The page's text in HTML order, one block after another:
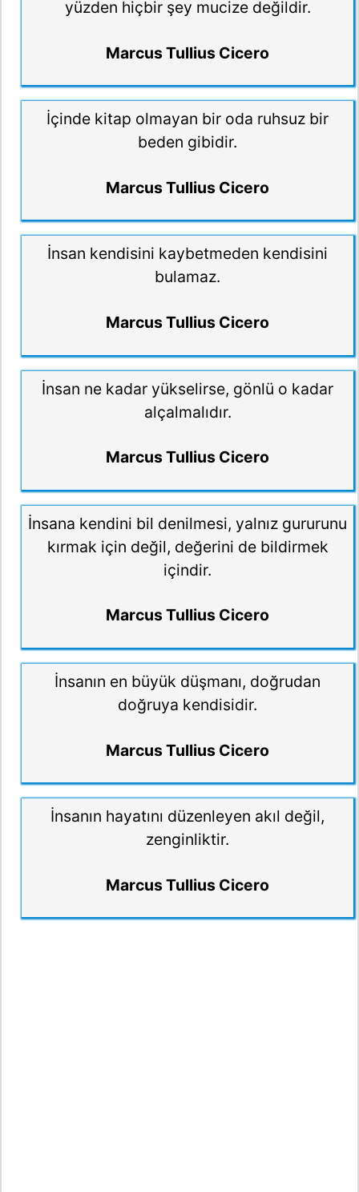
yüzden hiçbir şey mucize değildir.
Marcus Tullius Cicero
İçinde kitap olmayan bir oda ruhsuz bir
beden gibidir.
Marcus Tullius Cicero
İnsan kendisini kaybetmeden kendisini
bulamaz.
Marcus Tullius Cicero
İnsan ne kadar yükselirse, gönlü o kadar
alçalmalıdır.
Marcus Tullius Cicero
İnsana kendini bil denilmesi, yalnız gururunu
kırmak için değil, değerini de bildirmek
içindir.
Marcus Tullius Cicero
İnsanın en büyük düşmanı, doğrudan
doğruya kendisidir.
Marcus Tullius Cicero
İnsanın hayatını düzenleyen akıl değil,
zenginliktir.
Marcus Tullius Cicero